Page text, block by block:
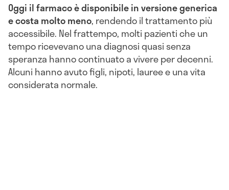
Oggi il farmaco è disponibile in versione generica
e costa molto meno, rendendo il trattamento più
accessibile. Nel frattempo, molti pazienti che un
tempo ricevevano una diagnosi quasi senza
speranza hanno continuato a vivere per decenni.
Alcuni hanno avuto figli, nipoti, lauree e una vita
considerata normale.